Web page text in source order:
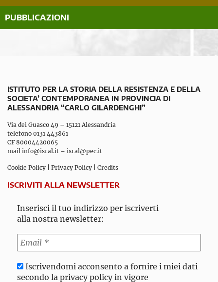
PUBBLICAZIONI
ISTITUTO PER LA STORIA DELLA RESISTENZA E DELLA
SOCIETA’ CONTEMPORANEA IN PROVINCIA DI
ALESSANDRIA “CARLO GILARDENGHI”
Via dei Guasco 49 – 15121 Alessandria
telefono 0131 443861
CF 80004420065
mail info@isral.it – isral@pec.it
Cookie Policy Privacy Policy Credits
ISCRIVITI ALLA NEWSLETTER
Inserisci il tuo indirizzo per iscriverti
alla nostra newsletter:
Iscrivendomi acconsento a fornire i miei dati
secondo la privacy policy in vigore